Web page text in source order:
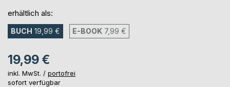
erhältlich als:
BUCH 19,99 € E-BOOK 7,99 €
19,99 €
inkl. MwSt. / portofrei
sofort verfügbar